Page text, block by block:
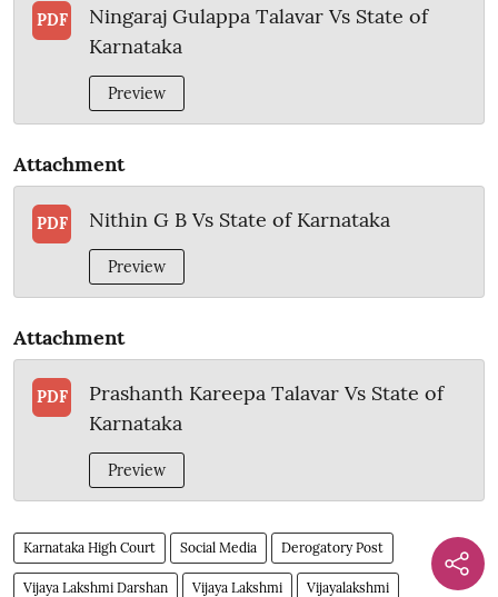
PDF
Ningaraj Gulappa Talavar Vs State of
Karnataka
Preview
Attachment
PDF Nithin G B Vs State of Karnataka
Preview
Attachment
PDF
Prashanth Kareepa Talavar Vs State of
Karnataka
Preview
Karnataka High Court Social Media Derogatory Post
Vijaya Lakshmi Darshan Vijaya Lakshmi Vijayalakshmi